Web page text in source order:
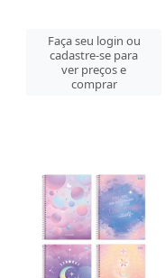
Faça seu login ou
cadastre-se para
ver preços e
comprar